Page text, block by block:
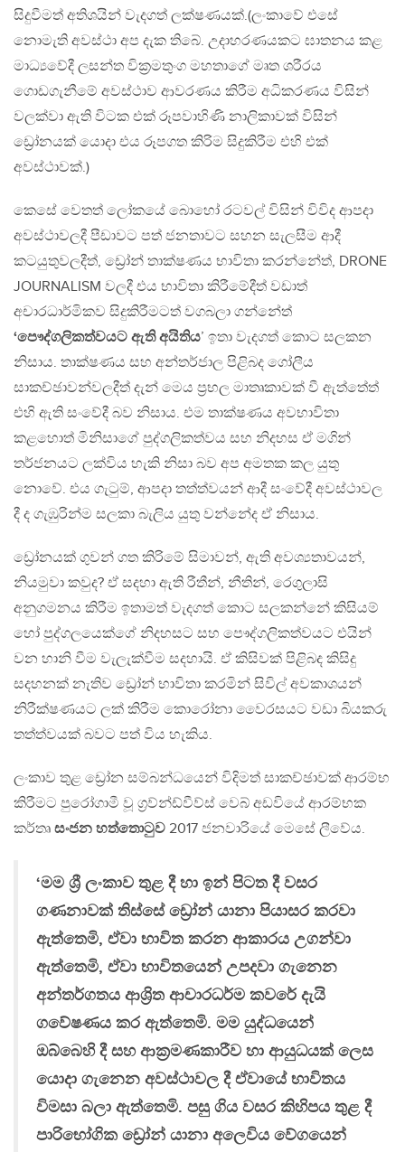
සිදුවීමත් අතිශයින් වැදගත් ලක්ෂණයක්.(ලංකාවේ එසේ
නොමැති අවස්ථා අප දැක තිබේ. උදාහරණයකට ඝාතනය කළ
මාධ්‍යවේදී ලසන්ත වික්‍රමතුංග මහතාගේ මෘත ශරීරය
ගොඩගැනීමේ අවස්ථාව ආවරණය කිරීම අධිකරණය විසින්
වලක්වා ඇති විටක එක් රූපවාහිණි නාලිකාවක් විසින්
ඩ්‍රෝනයක් යොදා එය රූපගත කිරිම සිදුකිරීම එහි එක්
අවස්ථාවක්.)
කෙසේ වෙතත් ලෝකයේ බොහෝ රටවල් විසින් විවිද ආපදා
අවස්ථාවලදී පීඩාවට පත් ජනතාවට සහන සැලසීම ආදී
කටයුතුවලදීත්, ඩ්‍රෝන් තාක්ෂණය භාවිතා කරන්නේත්, DRONE
JOURNALISM වලදී එය භාවිතා කිරීමේදීත් වඩාත්
අචාරධාර්මිකව සිදුකිරීමටත් වගබලා ගන්නේත්
‘පෞද්ගලිකත්වයට ඇති අයිතිය’ ඉතා වැදගත් කොට සලකන
නිසාය. තාක්ෂණය සහ අන්තර්ජාල පිළිබද ගෝලීය
සාකච්ඡාවන්වලදීත් දැන් මෙය ප්‍රභල මාතෘකාවක් වී ඇත්තේත්
එහි ඇති සංවේදී බව නිසාය. එම තාක්ෂණය අවභාවිතා
කළහොත් මිනිසාගේ පුද්ගලිකත්වය සහ නිදහස ඒ මගින්
තර්ජනයට ලක්විය හැකි නිසා බව අප අමතක කල යුතු
නොවේ. එය ගැටුම්, ආපදා තත්ත්වයන් ආදී සංවේදී අවස්ථාවල
දී ද ගැඹුරින්ම සලකා බැලිය යුතු වන්නේද ඒ නිසාය.
ඩ්‍රෝනයක් ගුවන් ගත කිරිමේ සිමාවන්, ඇති අවශ්‍යතාවයන්,
නියමුවා කවුද? ඒ සදහා ඇති රීතීන්, නීතින්, රෙගුලාසි
අනුගමනය කිරීම ඉතාමත් වැදගත් කොට සලකන්නේ කිසියම්
හෝ පුද්ගලයෙක්ගේ නිදහසට සහ පෞද්ගලිකත්වයට එයින්
වන හානි වීම වැලැක්වීම සදහායි. ඒ කිසිවක් පිළිබද කිසිදු
සදහනක් නැතිව ඩ්‍රෝන් භාවිතා කරමින් සිවිල් අවකාශයන්
නිරීක්ෂණයට ලක් කිරීම කොරෝනා වෛරසයට වඩා බියකරු
තත්ත්වයක් බවට පත් විය හැකිය.
ලංකාව තුළ ඩ්‍රෝන සම්බන්ධයෙන් විදිමත් සාකච්ඡාවක් ආරම්භ
කිරීමට පුරෝගාමී වූ ග්‍රව්න්ඩ්වීව්ස් වෙබ් අඩවියේ ආරම්භක
කර්තෘ සංජන හත්තොටුව 2017 ජනවාරියේ මෙසේ ලීවේය.
‘මම ශ්‍රී ලංකාව තුළ දී හා ඉන් පිටත දී වසර
ගණනාවක් තිස්සේ ඩ්‍රෝන් යානා පියාසර කරවා
ඇත්තෙමි, ඒවා භාවිත කරන ආකාරය උගන්වා
ඇත්තෙමි, ඒවා භාවිතයෙන් උපදවා ගැනෙන
අන්තර්ගතය ආශ්‍රිත ආචාරධර්ම කවරේ දැයි
ගවේෂණය කර ඇත්තෙමි. මම යුද්ධයෙන්
ඔබ්බෙහි දී සහ ආක්‍රමණකාරීව හා ආයුධයක් ලෙස
යොදා ගැනෙන අවස්ථාවල දී ඒවායේ භාවිතය
විමසා බලා ඇත්තෙමි. පසු ගිය වසර කිහිපය තුළ දී
පාරිභෝගික ඩ්‍රෝන් යානා අලෙවිය වේගයෙන්